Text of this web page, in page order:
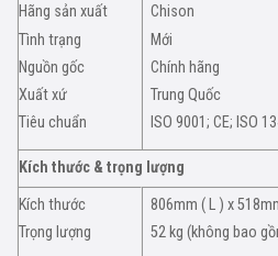
Hãng sản xuất
Tình trạng
Nguồn gốc
Xuất xứ
Tiêu chuẩn
Chison
Mới
Chính hãng
Trung Quốc
ISO 9001; CE; ISO
Kích thước & trọng lượng
Kích thước
Trọng lượng
806mm ( L ) x
52 kg (không bao